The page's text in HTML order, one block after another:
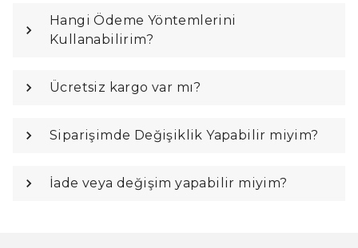
Hangi Ödeme Yöntemlerini
Kullanabilirim?
Ücretsiz kargo var mı?
Siparişimde Değişiklik Yapabilir miyim?
İade veya değişim yapabilir miyim?